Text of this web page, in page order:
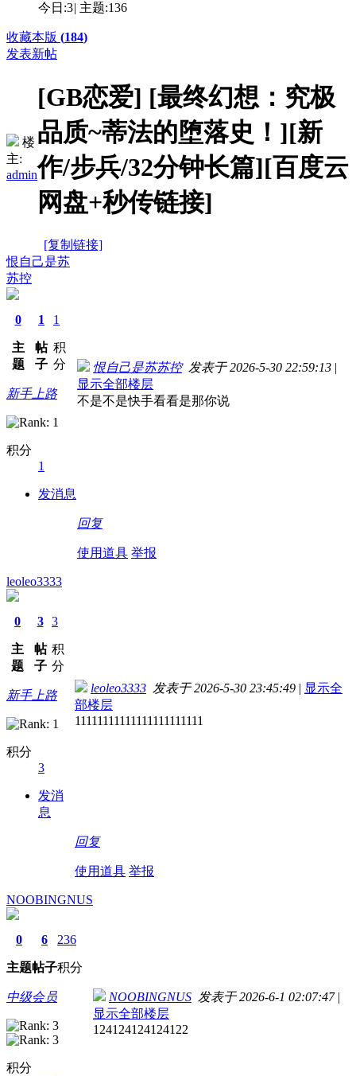
今日:3| 主题:136
收藏本版 (184)
发表新帖
楼
主:
admin
[GB恋爱] [最终幻想：究极
品质~蒂法的堕落史！][新
作/步兵/32分钟长篇][百度云
网盘+秒传链接]
[复制链接]
恨自己是苏
苏控
0
主
题
1
帖
子
1
积
分
新手上路
积分
1
发消息
恨自己是苏苏控发表于 2026-5-30 22:59:13 |
显示全部楼层
不是不是快手看看是那你说
回复
使用道具 举报
leoleo3333
0
主
题
3
帖
子
3
积
分
新手上路
积分
3
发消
息
leoleo3333 发表于 2026-5-30 23:45:49 | 显示全
部楼层
11111111111111111111111
回复
使用道具 举报
NOOBINGNUS
0
主题
6
帖子
236
积分
中级会员
积分
NOOBINGNUS 发表于 2026-6-1 02:07:47 |
显示全部楼层
124124124124122